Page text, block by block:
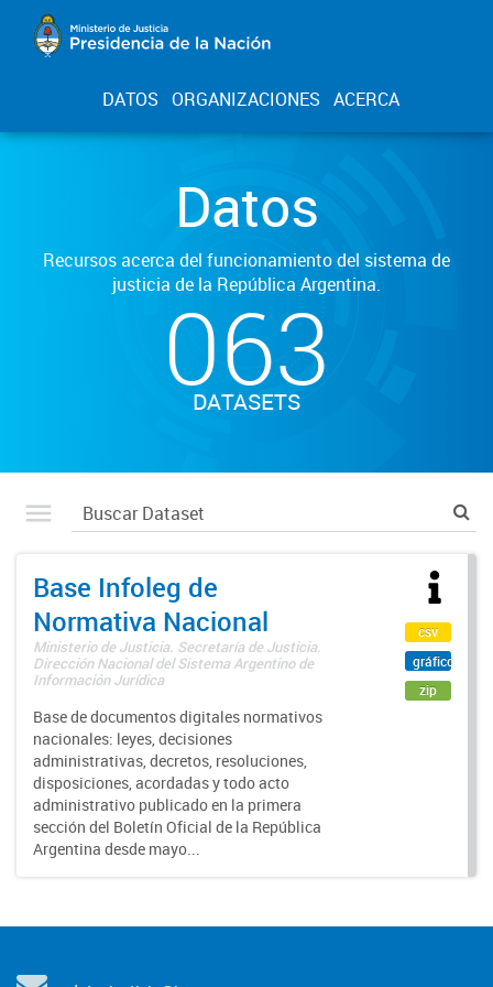
DATOS ORGANIZACIONES ACERCA
Datos
Recursos acerca del funcionamiento del sistema de
justicia de la República Argentina.
063
DATASETS
Base Infoleg de
Normativa Nacional
Ministerio de Justicia. Secretaría de Justicia.
Dirección Nacional del Sistema Argentino de
Información Jurídica
Base de documentos digitales normativos
nacionales: leyes, decisiones
administrativas, decretos, resoluciones,
disposiciones, acordadas y todo acto
administrativo publicado en la primera
sección del Boletín Oficial de la República
Argentina desde mayo...
csv
gráfico
zip